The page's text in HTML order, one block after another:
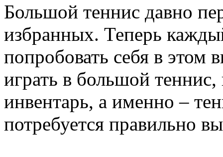
Большой теннис давно
избранных. Теперь
попробовать себя в этом
играть в большой
инвентарь, а именно –
потребуется правильно